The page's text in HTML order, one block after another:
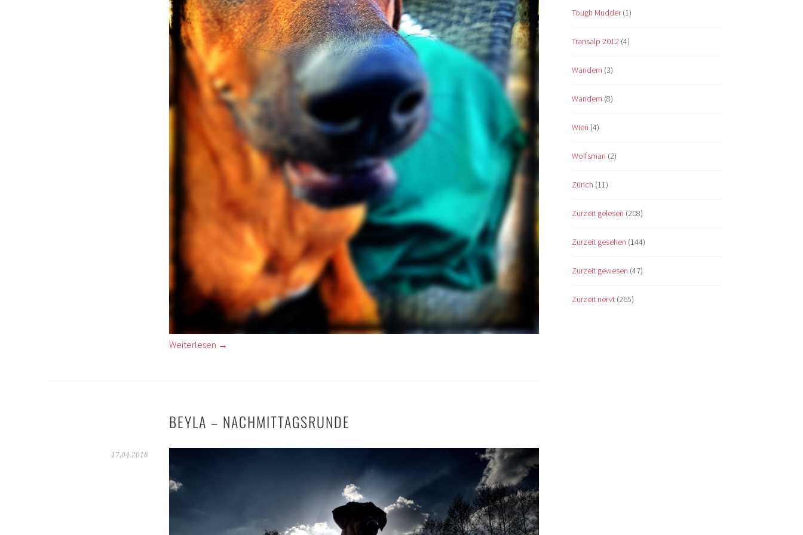
Weiterlesen →
BEYLA – NACHMITTAGSRUNDE
17.04.2018
Tough Mudder(1)
Transalp 2012 (4)
Wandern (3)
Wandern (8)
Wien (4)
Wolfsman (2)
Zürich (11)
Zurzeit gelesen (208)
Zurzeit gesehen (144)
Zurzeit gewesen (47)
Zurzeit nervt (265)